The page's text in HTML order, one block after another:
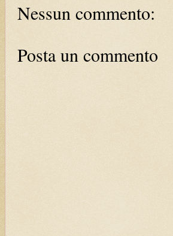
Nessun commento:
Posta un commento